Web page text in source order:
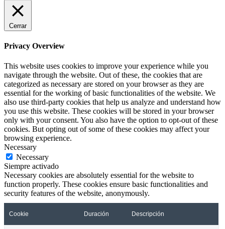
Cerrar
Privacy Overview
This website uses cookies to improve your experience while you
navigate through the website. Out of these, the cookies that are
categorized as necessary are stored on your browser as they are
essential for the working of basic functionalities of the website. We
also use third-party cookies that help us analyze and understand how
you use this website. These cookies will be stored in your browser
only with your consent. You also have the option to opt-out of these
cookies. But opting out of some of these cookies may affect your
browsing experience.
Necessary
Necessary
Siempre activado
Necessary cookies are absolutely essential for the website to
function properly. These cookies ensure basic functionalities and
security features of the website, anonymously.
Cookie Duración Descripción